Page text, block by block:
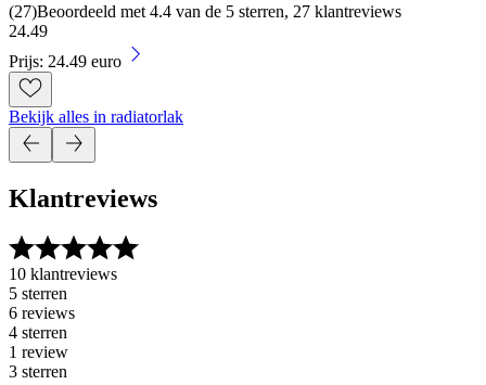
(27)Beoordeeld met 4.4 van de 5 sterren, 27 klantreviews
24.49
Prijs: 24.49 euro
Bekijk alles in radiatorlak
Klantreviews
10 klantreviews
5 sterren
6 reviews
4 sterren
1 review
3 sterren